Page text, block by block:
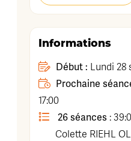
Informations
Début : Lundi 28
Prochaine
17:00
26 séances :
Colette RIEHL